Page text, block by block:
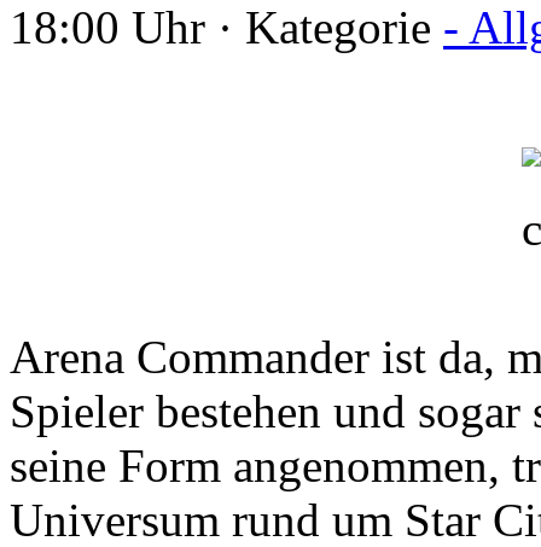
18:00 Uhr · Kategorie -
Arena Commander ist da,
Spieler bestehen und
seine Form angenommen,
Universum rund um Star